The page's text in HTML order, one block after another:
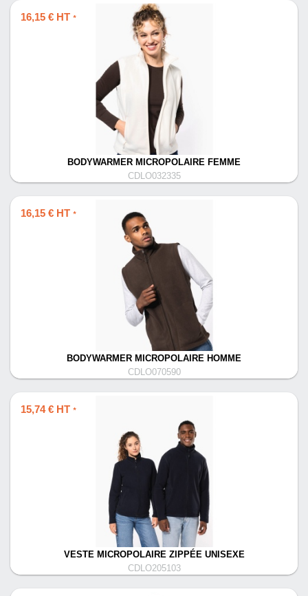
16,15 € HT *
BODYWARMER MICROPOLAIRE FEMME
CDLO032335
16,15 € HT *
BODYWARMER MICROPOLAIRE HOMME
CDLO070590
15,74 € HT *
VESTE MICROPOLAIRE ZIPPÉE UNISEXE
CDLO205103